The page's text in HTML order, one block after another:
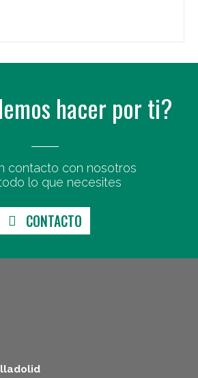
hacer por ti?
contacto con nosotros
lo que necesites
CONTACTO